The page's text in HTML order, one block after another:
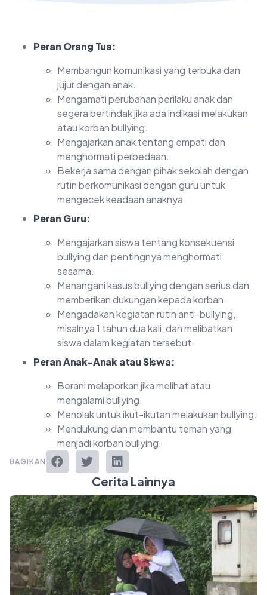
Peran Orang Tua:
Membangun komunikasi yang terbuka dan
jujur dengan anak.
Mengamati perubahan perilaku anak dan
segera bertindak jika ada indikasi melakukan
atau korban bullying.
Mengajarkan anak tentang empati dan
menghormati perbedaan.
Bekerja sama dengan pihak sekolah dengan
rutin berkomunikasi dengan guru untuk
mengecek keadaan anaknya
Peran Guru:
Mengajarkan siswa tentang konsekuensi
bullying dan pentingnya menghormati
sesama.
Menangani kasus bullying dengan serius dan
memberikan dukungan kepada korban.
Mengadakan kegiatan rutin anti-bullying,
misalnya 1 tahun dua kali, dan melibatkan
siswa dalam kegiatan tersebut.
Peran Anak-Anak atau Siswa:
Berani melaporkan jika melihat atau
mengalami bullying.
Menolak untuk ikut-ikutan melakukan bullying.
Mendukung dan membantu teman yang
menjadi korban bullying.
BAGIKAN
Cerita Lainnya